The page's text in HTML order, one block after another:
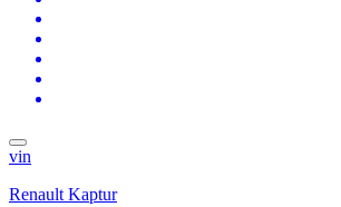
vin
Renault Kaptur